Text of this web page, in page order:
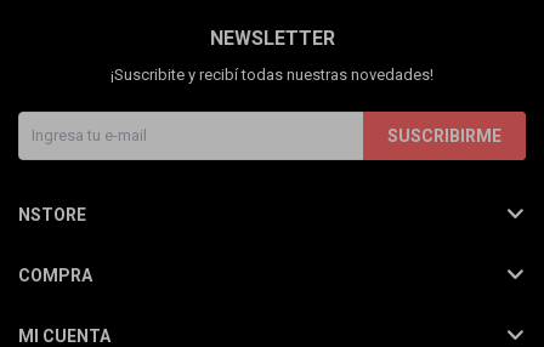
NEWSLETTER
¡Suscribite y recibí todas nuestras novedades!
SUSCRIBIRME
NSTORE
COMPRA
MI CUENTA